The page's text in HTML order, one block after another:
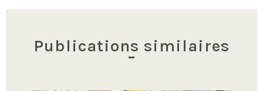
articles
Publications similaires